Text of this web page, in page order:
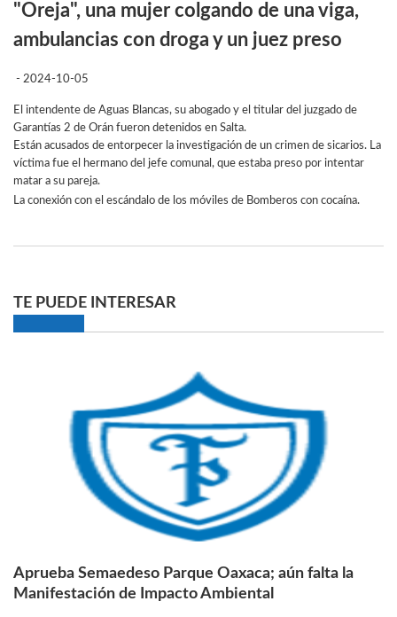
"Oreja", una mujer colgando de una viga,
ambulancias con droga y un juez preso
- 2024-10-05
El intendente de Aguas Blancas, su abogado y el titular del juzgado de
Garantías 2 de Orán fueron detenidos en Salta.
Están acusados de entorpecer la investigación de un crimen de sicarios. La
víctima fue el hermano del jefe comunal, que estaba preso por intentar
matar a su pareja.
La conexión con el escándalo de los móviles de Bomberos con cocaína.
TE PUEDE INTERESAR
Aprueba Semaedeso Parque Oaxaca; aún falta la
Manifestación de Impacto Ambiental